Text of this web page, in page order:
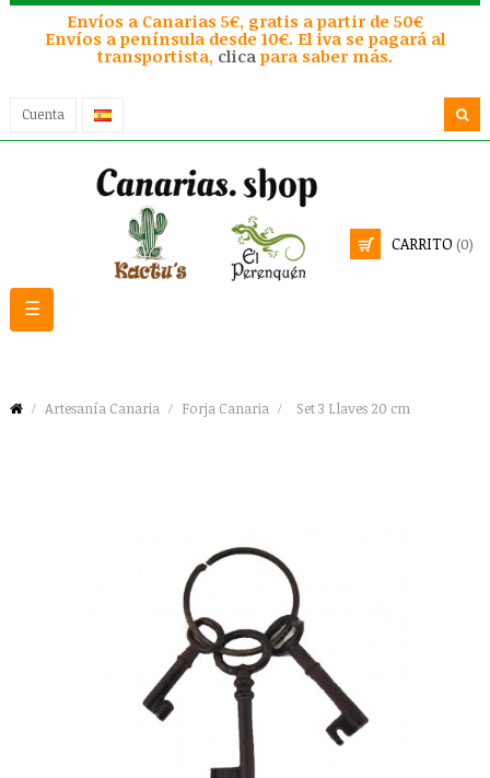
Envíos a Canarias 5€, gratis a partir de 50€
Envíos a península desde 10€. El iva se pagará al
transportista, clica para saber más.
Cuenta
CARRITO (0)
Navegación
de
☰
Artesanía Canaria Forja Canaria Set 3 Llaves 20 cm